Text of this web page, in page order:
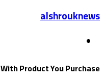
alshrouknews
With Product You Purchase